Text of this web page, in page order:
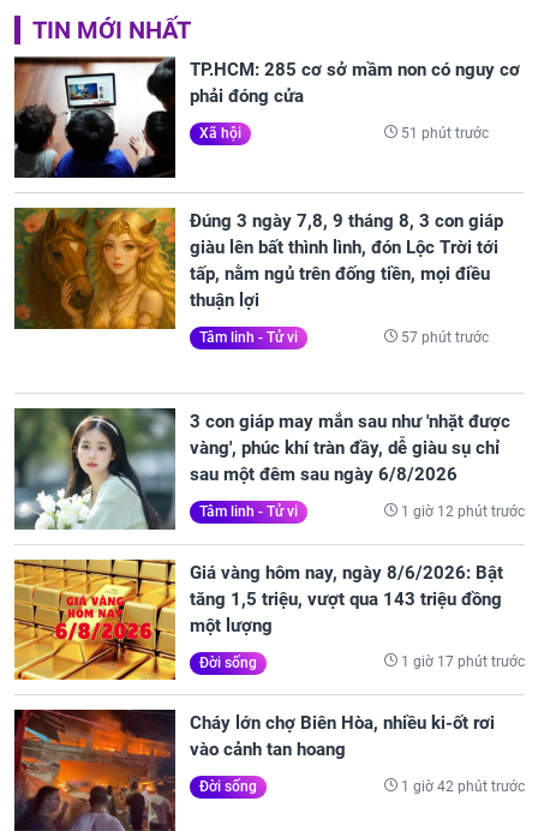
TIN MỚI NHẤT
TP.HCM: 285 cơ sở mầm non có nguy cơ
phải đóng cửa
Xã hội 51 phút trước
Đúng 3 ngày 7,8, 9 tháng 8, 3 con giáp
giàu lên bất thình lình, đón Lộc Trời tới
tấp, nằm ngủ trên đống tiền, mọi điều
thuận lợi
Tâm linh - Tử vi 57 phút trước
3 con giáp may mắn sau như 'nhặt được
vàng', phúc khí tràn đầy, dễ giàu sụ chỉ
sau một đêm sau ngày 6/8/2026
Tâm linh - Tử vi 1 giờ 12 phút trước
Giá vàng hôm nay, ngày 8/6/2026: Bật
tăng 1,5 triệu, vượt qua 143 triệu đồng
một lượng
Đời sống 1 giờ 17 phút trước
Cháy lớn chợ Biên Hòa, nhiều ki-ốt rơi
vào cảnh tan hoang
Đời sống 1 giờ 42 phút trước